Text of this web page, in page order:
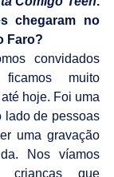
chegaram no
Faro?
convidados
muito
hoje. Foi uma
lado de pessoas
uma gravação
Nos víamos
crianças que